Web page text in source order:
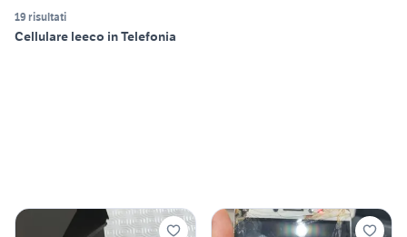
19 risultati
Cellulare leeco in Telefonia